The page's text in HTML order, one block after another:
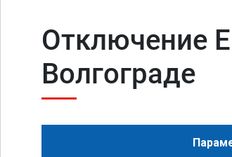
Отключение
Волгограде